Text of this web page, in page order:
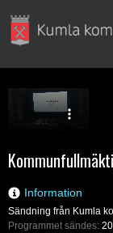
Information
Sändning från Kumla
Programmet sändes: